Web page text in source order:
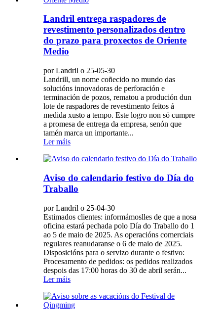
Landril entrega raspadores de
revestimento personalizados dentro
do prazo para proxectos de Oriente
Medio
por Landril o 25-05-30
Landrill, un nome coñecido no mundo das
solucións innovadoras de perforación e
terminación de pozos, rematou a produción dun
lote de raspadores de revestimento feitos á
medida xusto a tempo. Este logro non só cumpre
a promesa de entrega da empresa, senón que
tamén marca un importante...
Ler máis
Aviso do calendario festivo do Día do
Traballo
por Landril o 25-04-30
Estimados clientes: informámoslles de que a nosa
oficina estará pechada polo Día do Traballo do 1
ao 5 de maio de 2025. As operacións comerciais
regulares reanudaranse o 6 de maio de 2025.
Disposicións para o servizo durante o festivo:
Procesamento de pedidos: os pedidos realizados
despois das 17:00 horas do 30 de abril serán...
Ler máis